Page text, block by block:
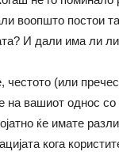
воопшто постои
И дали има ли
честото (или
на вашиот однос
ќе имате
кога